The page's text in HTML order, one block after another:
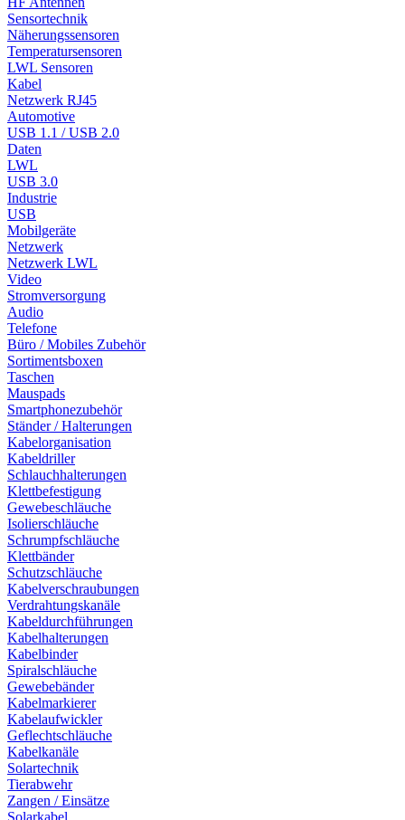
Sensortechnik
Näherungssensoren
Temperatursensoren
LWL Sensoren
Kabel
Netzwerk RJ45
Automotive
USB 1.1 / USB 2.0
Daten
LWL
USB 3.0
Industrie
USB
Mobilgeräte
Netzwerk
Netzwerk LWL
Video
Stromversorgung
Audio
Telefone
Büro / Mobiles Zubehör
Sortimentsboxen
Taschen
Mauspads
Smartphonezubehör
Ständer / Halterungen
Kabelorganisation
Kabeldriller
Schlauchhalterungen
Klettbefestigung
Gewebeschläuche
Isolierschläuche
Schrumpfschläuche
Klettbänder
Schutzschläuche
Kabelverschraubungen
Verdrahtungskanäle
Kabeldurchführungen
Kabelhalterungen
Kabelbinder
Spiralschläuche
Gewebebänder
Kabelmarkierer
Kabelaufwickler
Geflechtschläuche
Kabelkanäle
Solartechnik
Tierabwehr
Zangen / Einsätze
Solarkabel